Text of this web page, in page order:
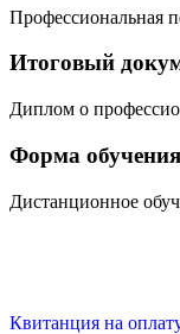
Профессиональная
Итоговый
Диплом о
Форма
Дистанционное
Квитанция на